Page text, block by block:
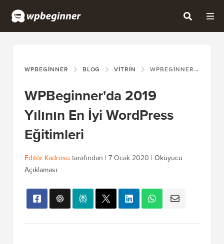
WPBEGINNER BLOG VITRIN WPBEGINNER'DA 2019 YILININ EN İYI WORDPRESS EĞITIMLERI
WPBeginner'da 2019
Yılının En İyi WordPress
Eğitimleri
Editör Kadrosu tarafından | 7 Ocak 2020 | Okuyucu
Açıklaması